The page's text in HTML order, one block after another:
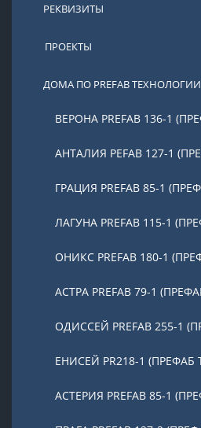
РЕКВИЗИТЫ
ПРОЕКТЫ
ДОМА ПО PREFAB ТЕХНОЛОГИИ
ВЕРОНА PREFAB 136-1
АНТАЛИЯ PEFAB 127-1
ГРАЦИЯ PREFAB 85-1
ЛАГУНА PREFAB 115-1
ОНИКС PREFAB 180-1
АСТРА PREFAB 79-1
ОДИССЕЙ PREFAB 255-1
ЕНИСЕЙ PR218-1
АСТЕРИЯ PREFAB 85-1